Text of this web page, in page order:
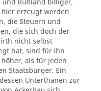
hier erzeugt werden
die Steuern und
die sich doch der
nicht selbst
hat, sind für ihn
als für jeden
Staatsbürger. Ein
Unterthanen zur